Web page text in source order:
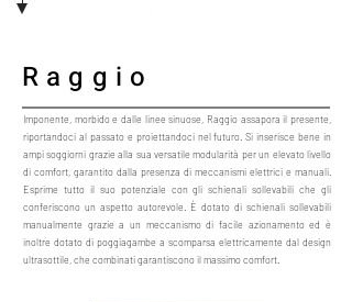
Raggio
Imponente, morbido e dalle linee sinuose, Raggio assapora il presente,
riportandoci al passato e proiettandoci nel futuro. Si inserisce bene in
ampi soggiorni grazie alla sua versatile modularità per un elevato livello
di comfort, garantito dalla presenza di meccanismi elettrici e manuali.
Esprime tutto il suo potenziale con gli schienali sollevabili che gli
conferiscono un aspetto autorevole. È dotato di schienali sollevabili
manualmente grazie a un meccanismo di facile azionamento ed è
inoltre dotato di poggiagambe a scomparsa elettricamente dal design
ultrasottile, che combinati garantiscono il massimo comfort.